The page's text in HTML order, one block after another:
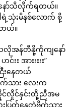
ော်သိလိုက်ရတယ်။
ရဲ့သုံးမိနစ်လောက် စို့
တယ်။
လိုအန်တီနို့ကိုကျနော်
း အားးးးး”
းနေတယ်
က်သား လေးက
းလှိုင်လှိုင်နှင်းတို့ညီအမ
ပြတ်နေတဲ့ဗိုက်သား